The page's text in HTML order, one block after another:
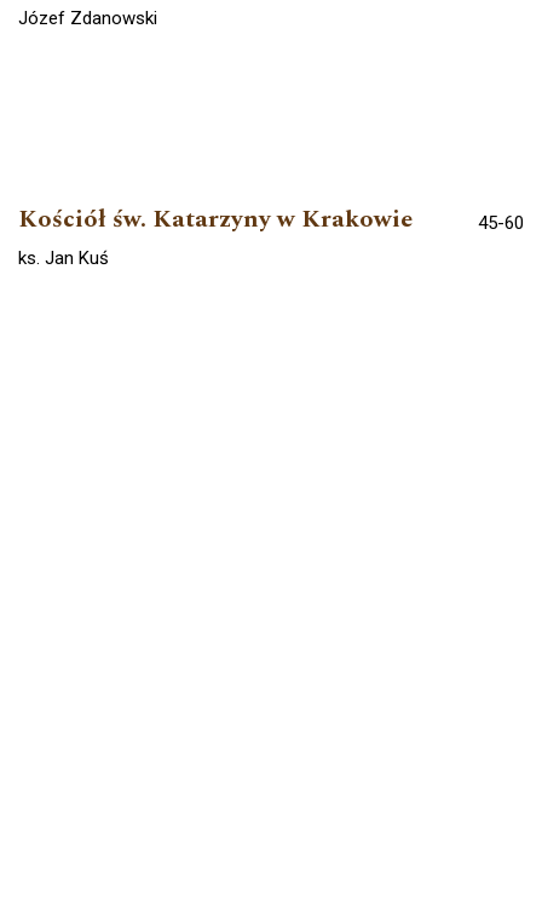
Józef Zdanowski
Kościół św. Katarzyny w Krakowie
45-60
ks. Jan Kuś